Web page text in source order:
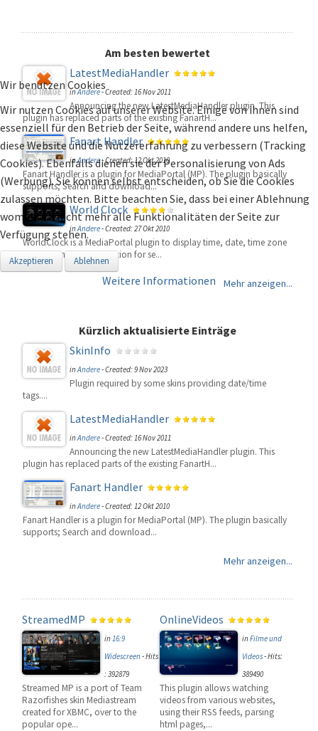
Am besten bewertet
LatestMediaHandler
inAndere-Created: 16 Nov 2011
Announcing the new LatestMediaHandler plugin. This
plugin has replaced parts of the existing FanartH...
Fanart Handler
inAndere-Created: 12 Okt 2010
Fanart Handler is a plugin for MediaPortal (MP). The plugin basically
supports; Search and download...
World Clock
inAndere-Created: 27 Okt 2010
WorldClock is a MediaPortal plugin to display time, date, time zone
and astronomy information for se...
Mehr anzeigen...
Kürzlich aktualisierte Einträge
SkinInfo
inAndere-Created: 9 Nov 2023
Plugin required by some skins providing date/time
tags....
LatestMediaHandler
inAndere-Created: 16 Nov 2011
Announcing the new LatestMediaHandler plugin. This
plugin has replaced parts of the existing FanartH...
Fanart Handler
inAndere-Created: 12 Okt 2010
Fanart Handler is a plugin for MediaPortal (MP). The plugin basically
supports; Search and download...
Mehr anzeigen...
StreamedMP
in 16:9
Widescreen-Hits
: 392879
Streamed MP is a port of Team
Razorfishes skin Mediastream
created for XBMC, over to the
popular ope...
OnlineVideos
inFilme und
Videos-Hits:
389490
This plugin allows watching
videos from various websites,
using their RSS feeds, parsing
html pages,...
Wir benutzen Cookies
Wir nutzen Cookies auf unserer Website. Einige von ihnen sind
essenziell für den Betrieb der Seite, während andere uns helfen,
diese Website und die Nutzererfahrung zu verbessern (Tracking
Cookies). Ebenfalls dienen sie der Personalisierung von Ads
(Werbung). Sie können selbst entscheiden, ob Sie die Cookies
zulassen möchten. Bitte beachten Sie, dass bei einer Ablehnung
womöglich nicht mehr alle Funktionalitäten der Seite zur
Verfügung stehen.
Akzeptieren Ablehnen
Weitere Informationen